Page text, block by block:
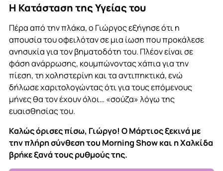
Η Κατάσταση της Υγείας του
Πέρα από την πλάκα, ο Γιώργος εξήγησε ότι η
απουσία του οφειλόταν σε μια ίωση που προκάλεσε
ανησυχία για τον βηματοδότη του. Πλέον είναι σε
φάση ανάρρωσης, κουμπώνοντας χάπια για την
πίεση, τη χοληστερίνη και τα αντιπηκτικά, ενώ
δήλωσε χαριτολογώντας ότι για τους επόμενους
μήνες θα τον έχουν όλοι… «σούζα» λόγω της
ευαισθησίας του.
Καλώς όρισες πίσω, Γιώργο! Ο Μάρτιος ξεκινά με
την πλήρη σύνθεση του Morning Show και η Χαλκίδα
βρήκε ξανά τους ρυθμούς της.